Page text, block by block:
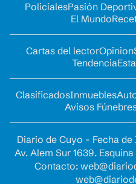
PolicialesPasión
El Mundo
Cartas del lectorOpinion
Tendencia
ClasificadosInmuebles
Avisos
Diario de Cuyo - Fecha
Av. Alem Sur 1639.
Contacto: